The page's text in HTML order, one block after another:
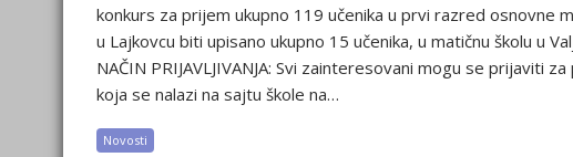
konkurs za prijem ukupno 119 učenika u prvi razred osnovne
u Lajkovcu biti upisano ukupno 15 učenika, u matičnu školu u
NAČIN PRIJAVLJIVANJA: Svi zainteresovani mogu se prijaviti
koja se nalazi na sajtu škole na…
Novosti